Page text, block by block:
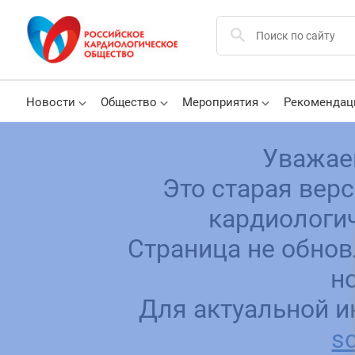
Новости Общество Мероприятия
Это старая
Страница не
Для актуальной